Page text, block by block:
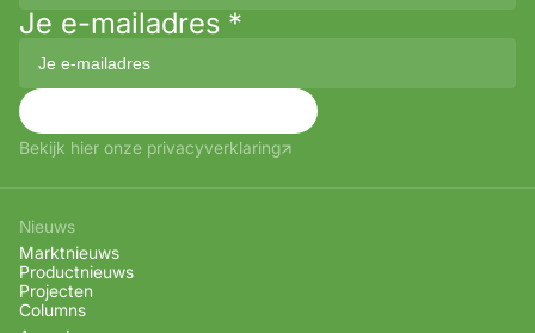
Je e-mailadres *
Bekijk hier onze privacyverklaring
Nieuws
Marktnieuws
Productnieuws
Projecten
Columns